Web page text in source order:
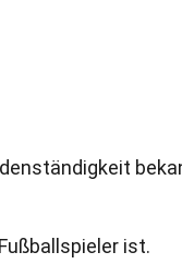
ist.